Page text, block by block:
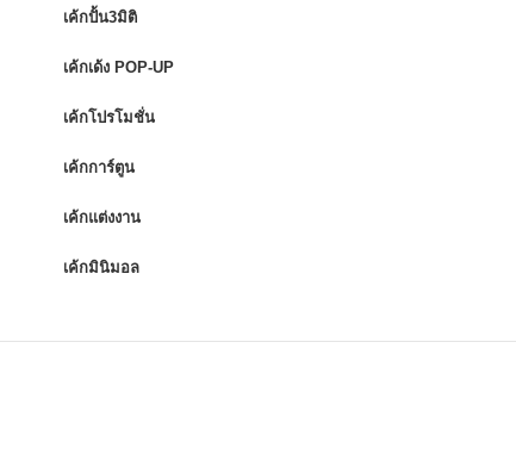
เค้กปั้น3มิติ
เค้กเด้ง POP-UP
เค้กโปรโมชั่น
เค้กการ์ตูน
เค้กแต่งงาน
เค้กมินิมอล